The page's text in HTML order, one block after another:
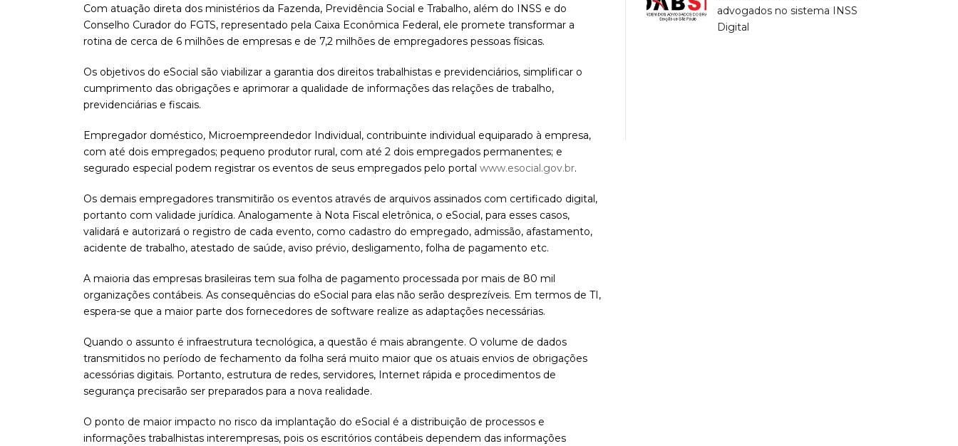
Com atuação direta dos ministérios da Fazenda, Previdência Social e Trabalho, além do INSS e do
Conselho Curador do FGTS, representado pela Caixa Econômica Federal, ele promete transformar a
rotina de cerca de 6 milhões de empresas e de 7,2 milhões de empregadores pessoas físicas.
Os objetivos do eSocial são viabilizar a garantia dos direitos trabalhistas e previdenciários, simplificar o
cumprimento das obrigações e aprimorar a qualidade de informações das relações de trabalho,
previdenciárias e fiscais.
Empregador doméstico, Microempreendedor Individual, contribuinte individual equiparado à empresa,
com até dois empregados; pequeno produtor rural, com até 2 dois empregados permanentes; e
segurado especial podem registrar os eventos de seus empregados pelo portal www.esocial.gov.br.
Os demais empregadores transmitirão os eventos através de arquivos assinados com certificado digital,
portanto com validade jurídica. Analogamente à Nota Fiscal eletrônica, o eSocial, para esses casos,
validará e autorizará o registro de cada evento, como cadastro do empregado, admissão, afastamento,
acidente de trabalho, atestado de saúde, aviso prévio, desligamento, folha de pagamento etc.
A maioria das empresas brasileiras tem sua folha de pagamento processada por mais de 80 mil
organizações contábeis. As consequências do eSocial para elas não serão desprezíveis. Em termos de TI,
espera-se que a maior parte dos fornecedores de software realize as adaptações necessárias.
Quando o assunto é infraestrutura tecnológica, a questão é mais abrangente. O volume de dados
transmitidos no período de fechamento da folha será muito maior que os atuais envios de obrigações
acessórias digitais. Portanto, estrutura de redes, servidores, Internet rápida e procedimentos de
segurança precisarão ser preparados para a nova realidade.
O ponto de maior impacto no risco da implantação do eSocial é a distribuição de processos e
informações trabalhistas interempresas, pois os escritórios contábeis dependem das informações
advogados no sistema INSS
Digital